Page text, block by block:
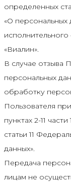
определенных
«О персональных
«Виалин».
В случае отзыва
персональных
обработку
Пользователя
пунктах 2-11
статьи 11
данных».
Передача
лицам не